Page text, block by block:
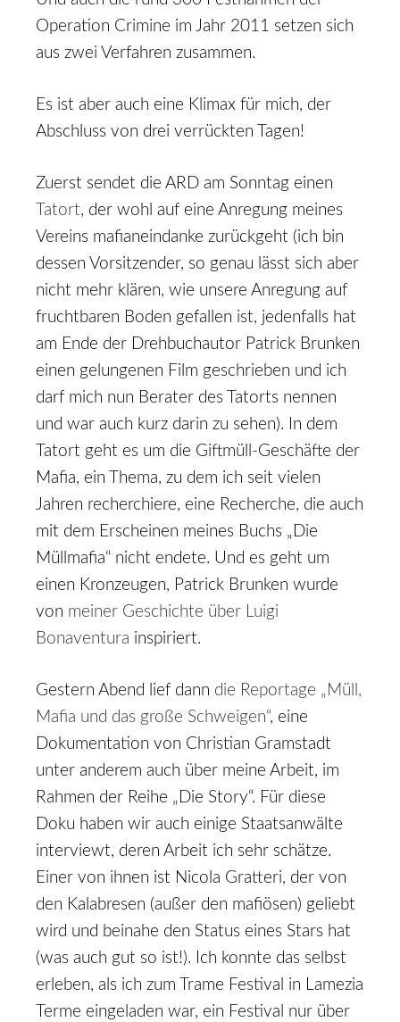
Operation Crimine im Jahr 2011 setzen sich
aus zwei Verfahren zusammen.
Es ist aber auch eine Klimax für mich, der
Abschluss von drei verrückten Tagen!
Zuerst sendet die ARD am Sonntag einen
Tatort, der wohl auf eine Anregung meines
Vereins mafianeindanke zurückgeht (ich bin
dessen Vorsitzender, so genau lässt sich aber
nicht mehr klären, wie unsere Anregung auf
fruchtbaren Boden gefallen ist, jedenfalls hat
am Ende der Drehbuchautor Patrick Brunken
einen gelungenen Film geschrieben und ich
darf mich nun Berater des Tatorts nennen
und war auch kurz darin zu sehen). In dem
Tatort geht es um die Giftmüll-Geschäfte der
Mafia, ein Thema, zu dem ich seit vielen
Jahren recherchiere, eine Recherche, die auch
mit dem Erscheinen meines Buchs „Die
Müllmafia“ nicht endete. Und es geht um
einen Kronzeugen, Patrick Brunken wurde
von meiner Geschichte über Luigi
Bonaventura inspiriert.
Gestern Abend lief dann die Reportage „Müll,
Mafia und das große Schweigen“, eine
Dokumentation von Christian Gramstadt
unter anderem auch über meine Arbeit, im
Rahmen der Reihe „Die Story“. Für diese
Doku haben wir auch einige Staatsanwälte
interviewt, deren Arbeit ich sehr schätze.
Einer von ihnen ist Nicola Gratteri, der von
den Kalabresen (außer den mafiösen) geliebt
wird und beinahe den Status eines Stars hat
(was auch gut so ist!). Ich konnte das selbst
erleben, als ich zum Trame Festival in Lamezia
Terme eingeladen war, ein Festival nur über